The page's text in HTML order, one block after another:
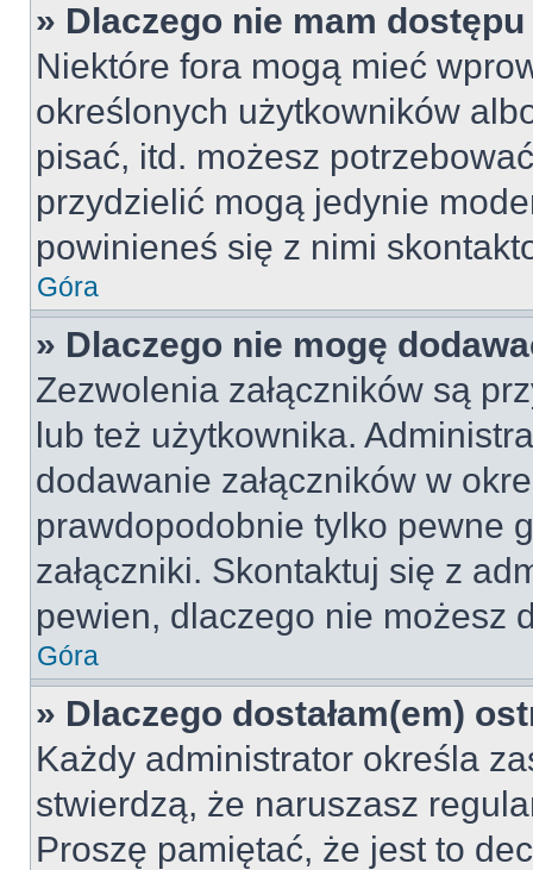
» Dlaczego nie mam
Niektóre fora mogą mieć
określonych użytkowników
pisać, itd. możesz
przydzielić mogą jedynie
powinieneś się z nimi
Góra
» Dlaczego nie mogę
Zezwolenia załączników są
lub też użytkownika.
dodawanie załączników w
prawdopodobnie tylko pewne
załączniki. Skontaktuj się z
pewien, dlaczego nie możesz
Góra
» Dlaczego dostałam(em)
Każdy administrator określa
stwierdzą, że naruszasz
Proszę pamiętać, że jest to